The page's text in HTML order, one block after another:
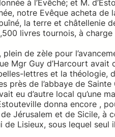
à l’Evêché; et M.
notre Evêque acheta de
la terre et châtellenie
livres tournois, à
de zèle pour
Mgr Guy d’Harcourt
lettres et la théologie,
près de l’abbaye de
eu d’autre local qu’une
donna encore ,
Jérusalem et de Sicile,
Lisieux, sous lequel seul